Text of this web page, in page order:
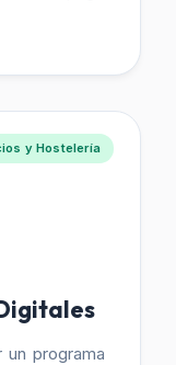
y Hostelería
programa